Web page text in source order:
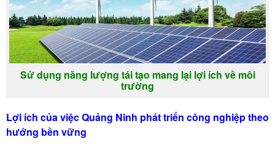
Sử dụng năng lượng tái tạo mang lại lợi ích về môi
trường
Lợi ích của việc Quảng Ninh phát triển công nghiệp theo
hướng bền vững